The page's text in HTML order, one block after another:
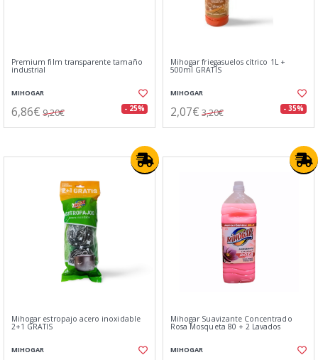
Premium film transparente tamaño
industrial
MIHOGAR
6,86€ 9,20€ - 25%
Mihogar friegasuelos cítrico 1L +
500ml GRATIS
MIHOGAR
2,07€ 3,20€ - 35%
Mihogar estropajo acero inoxidable
2+1 GRATIS
MIHOGAR
Mihogar Suavizante Concentrado
Rosa Mosqueta 80 + 2 Lavados
MIHOGAR